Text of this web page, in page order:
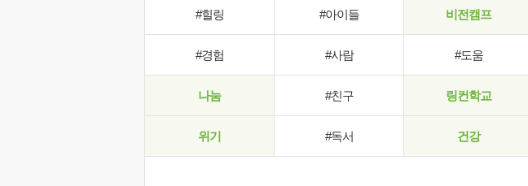
#힐링 #아이들 비전캠프
#경험 #사람 #도움
나눔 #친구 링컨학교
위기 #독서 건강